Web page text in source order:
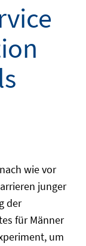
wie vor
junger
der
für Männer
um